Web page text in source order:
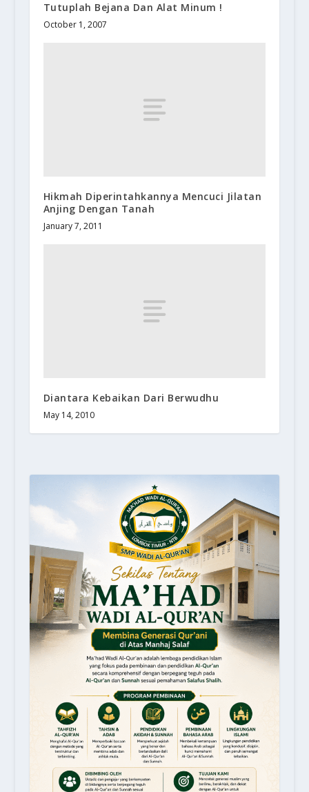
Tutuplah Bejana Dan Alat Minum !
October 1, 2007
Hikmah Diperintahkannya Mencuci Jilatan
Anjing Dengan Tanah
January 7, 2011
Diantara Kebaikan Dari Berwudhu
May 14, 2010